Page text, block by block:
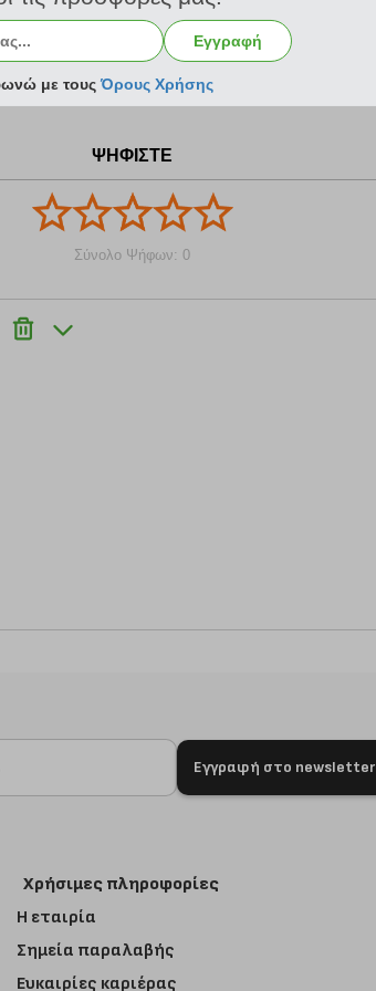
ΨΗΦΙΣΤΕ
Σύνολο Ψήφων: 0
Εγγραφή στο newsletter
Χρήσιμες πληροφορίες
Η εταιρία
Σημεία παραλαβής
Ευκαιρίες καριέρας
Εγγραφή
με τουςΌρους Χρήσης